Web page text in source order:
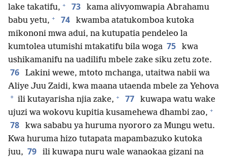
lake takatifu, + 73
kama alivyomwapia Abrahamu
babu yetu, + 74
kwamba atatukomboa kutoka
mikononi mwa adui, na kutupatia pendeleo la
kumtolea utumishi mtakatifu bila woga 75
kwa
ushikamanifu na uadilifu mbele zake siku zetu zote.
76
Lakini wewe, mtoto mchanga, utaitwa nabii wa
Aliye Juu Zaidi, kwa maana utaenda mbele za Yehova
* ili kutayarisha njia zake, + 77
kuwapa watu wake
ujuzi wa wokovu kupitia kusamehewa dhambi zao, +
78
kwa sababu ya huruma nyororo za Mungu wetu.
Kwa huruma hizo tutapata mapambazuko kutoka
juu, 79
ili kuwapa nuru wale wanaokaa gizani na